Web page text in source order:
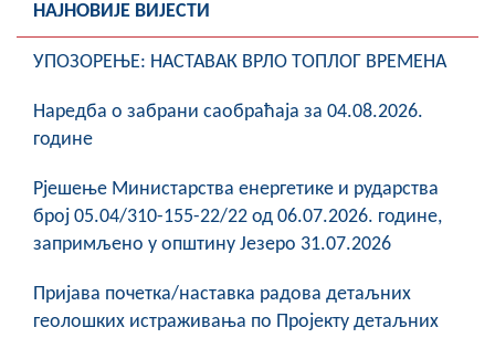
Заштита од пожара
COVID 19
Геоистраживања
ПРИВРЕДА
Пољопривреда
Туризам
НАЈНОВИЈЕ ВИЈЕСТИ
УПОЗОРЕЊЕ: НАСТАВАК ВРЛО ТОПЛОГ ВРЕМЕНА
Наредба о забрани саобраћаја за 04.08.2026.
године
Рјешење Министарства енергетике и рударства
број 05.04/310-155-22/22 од 06.07.2026. године,
запримљено у општину Језеро 31.07.2026
Пријава почетка/наставка радова детаљних
геолошких истраживања по Пројекту детаљних